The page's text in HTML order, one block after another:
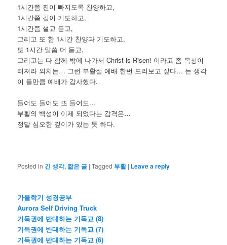
1시간쯤 진이 빠지도록 찬양하고,
1시간쯤 깊이 기도하고,
1시간쯤 설교 듣고,
그리고 또 한 1시간 찬양과 기도하고,
또 1시간 말씀 더 듣고,
그리고는 다 함께 밖에 나가서 Christ is Risen! 이라고 좀 목청이
터져라 외치는… 그런 부활절 예배 한번 드리보고 싶다… 는 생각
이 들만큼 예배가 감사했다.
들어도 들어도 또 들어도…
부활의 백성이 이제 되었다는 감격은…
정말 심오한 깊이가 있는 듯 하다.
Posted in 긴 생각, 짧은 글 |Tagged 부활 | Leave a reply
가을학기 성경공부
Aurora Self Driving Truck
기득권에 반대하는 기독교 (8)
기득권에 반대하는 기독교 (7)
기득권에 반대하는 기독교 (6)